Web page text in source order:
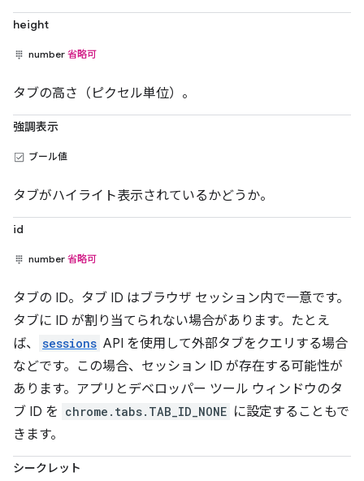
height
number 省略可
タブの高さ（ピクセル単位）。
強調表示
ブール値
タブがハイライト表示されているかどうか。
id
number 省略可
タブの ID。タブ ID はブラウザ セッション内で一意です。
タブに ID が割り当てられない場合があります。たとえ
ば、
sessions API を使用して外部タブをクエリする場合
などです。この場合、セッション ID が存在する可能性が
あります。アプリとデベロッパー ツール ウィンドウのタ
ブ ID を chrome.tabs.TAB_ID_NONE に設定することもで
きます。
シークレット